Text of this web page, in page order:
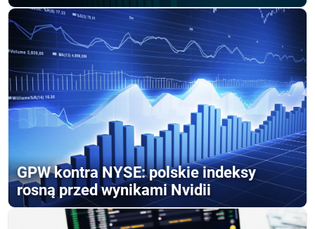
GPW kontra NYSE: polskie indeksy
rosną przed wynikami Nvidii